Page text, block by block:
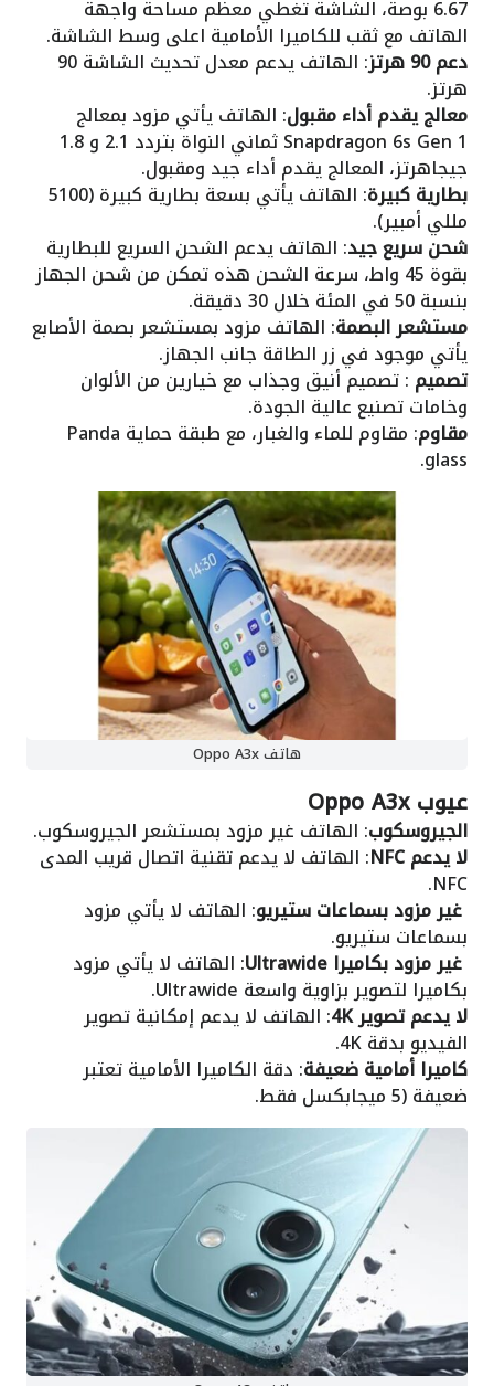
6.67 بوصة، الشاشة تغطي معظم مساحة واجهة
الهاتف مع ثقب للكاميرا الأمامية اعلى وسط الشاشة.
دعم 90 هرتز : الهاتف يدعم معدل تحديث الشاشة 90
هرتز.
معالج يقدم أداء مقبول: الهاتف يأتي مزود بمعالج
Snapdragon 6s Gen 1 ثماني النواة بتردد 2.1 و 1.8
جيجاهرتز، المعالج يقدم أداء جيد ومقبول.
بطارية كبيرة : الهاتف يأتي بسعة بطارية كبيرة (5100
مللي أمبير).
شحن سريع جيد: الهاتف يدعم الشحن السريع للبطارية
بقوة 45 واط، سرعة الشحن هذه تمكن من شحن الجهاز
بنسبة 50 في المئة خلال 30 دقيقة.
مستشعر البصمة: الهاتف مزود بمستشعر بصمة الأصابع
يأتي موجود في زر الطاقة جانب الجهاز.
تصميم : تصميم أنيق وجذاب مع خيارين من الألوان
وخامات تصنيع عالية الجودة.
مقاوم : مقاوم للماء والغبار، مع طبقة حماية Panda
glass.
هاتف Oppo A3x
عيوب Oppo A3x
الجيروسكوب: الهاتف غير مزود بمستشعر الجيروسكوب.
لا يدعم NFC : الهاتف لا يدعم تقنية اتصال قريب المدى
NFC.
غير مزود بسماعات ستيريو: الهاتف لا يأتي مزود
بسماعات ستيريو.
غير مزود بكاميرا Ultrawide : الهاتف لا يأتي مزود
بكاميرا لتصوير بزاوية واسعة Ultrawide.
لا يدعم تصوير 4K : الهاتف لا يدعم إمكانية تصوير
الفيديو بدقة 4K.
كاميرا أمامية ضعيفة: دقة الكاميرا الأمامية تعتبر
ضعيفة (5 ميجابكسل فقط.